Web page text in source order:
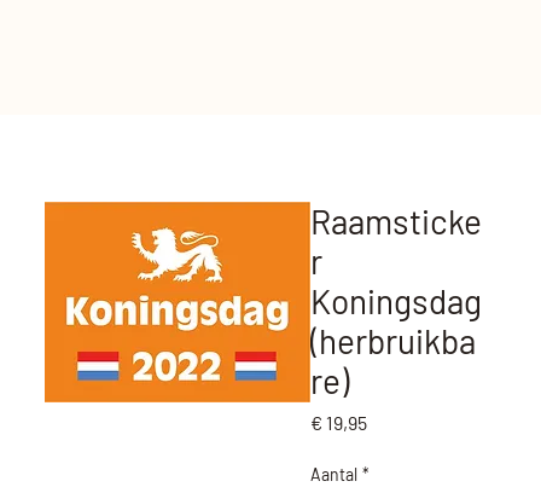
Raamsticke
r
Koningsdag
(herbruikba
re)
€ 19,95Prijs
Aantal *